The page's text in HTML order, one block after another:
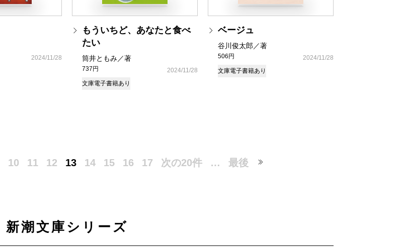
2024/11/28
もういちど、あなたと食べ
たい
筒井ともみ／著
737円
2024/11/28
文庫電子書籍あり
ベージュ
谷川俊太郎／著
506円
2024/11/28
文庫電子書籍あり
10 11 12 13 14 15 16 17 次の20件 … 最後
新潮文庫シリーズ